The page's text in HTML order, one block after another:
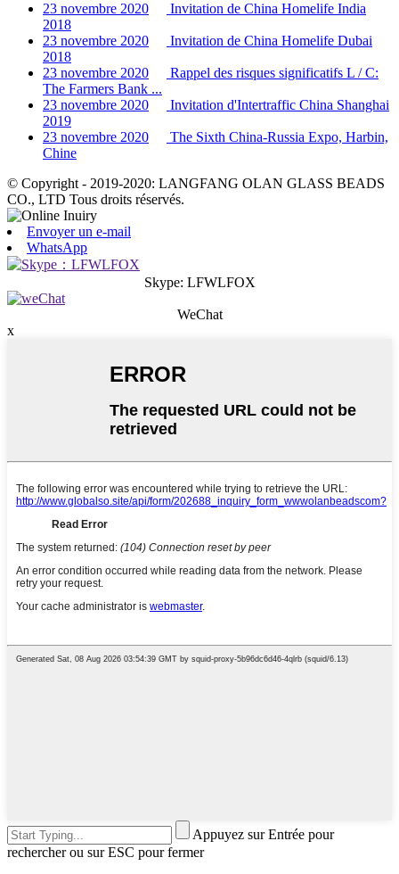
23 novembre 2020
Invitation de China Homelife India
2018
23 novembre 2020
Invitation de China Homelife Dubai
2018
23 novembre 2020
Rappel des risques significatifs L / C:
The Farmers Bank ...
23 novembre 2020
Invitation d'Intertraffic China Shanghai
2019
23 novembre 2020
The Sixth China-Russia Expo, Harbin,
Chine
© Copyright - 2019-2020: LANGFANG OLAN GLASS BEADS
CO., LTD Tous droits réservés.
Envoyer un e-mail
WhatsApp
Skype: LFWLFOX
WeChat
x
Appuyez sur Entrée pour
rechercher ou sur ESC pour fermer